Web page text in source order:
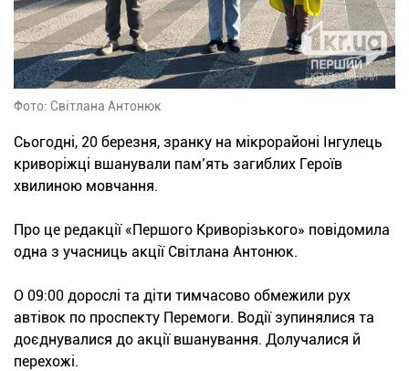
Фото: Світлана Антонюк
Сьогодні, 20 березня, зранку на мікрорайоні Інгулець
криворіжці вшанували пам’ять загиблих Героїв
хвилиною мовчання.
Про це редакції «Першого Криворізького» повідомила
одна з учасниць акції Світлана Антонюк.
О 09:00 дорослі та діти тимчасово обмежили рух
автівок по проспекту Перемоги. Водії зупинялися та
доєднувалися до акції вшанування. Долучалися й
перехожі.